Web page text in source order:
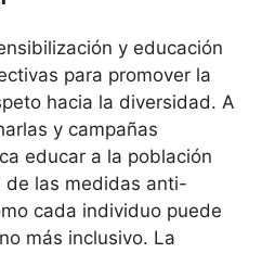
y educación
para promover la
hacia la diversidad. A
y campañas
educar a la población
de las medidas anti-
cada individuo puede
más inclusivo. La